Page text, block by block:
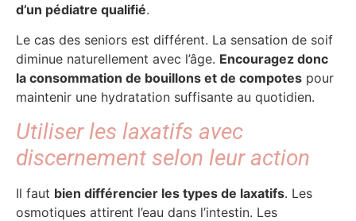
d’un pédiatre qualifié.
Le cas des seniors est différent. La sensation de soif
diminue naturellement avec l’âge. Encouragez donc
la consommation de bouillons et de compotes pour
maintenir une hydratation suffisante au quotidien.
Utiliser les laxatifs avec
discernement selon leur action
Il faut bien différencier les types de laxatifs. Les
osmotiques attirent l’eau dans l’intestin. Les